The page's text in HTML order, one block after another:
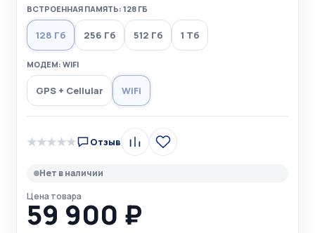
ВСТРОЕННАЯ ПАМЯТЬ: 128 ГБ
128 Гб 256 Гб 512 Гб 1 Тб
МОДЕМ: WIFI
GPS + Cellular WiFi
★★★★★ Отзыв Сравнить
В
избранное
Нет в наличии
Цена товара
59 900 ₽